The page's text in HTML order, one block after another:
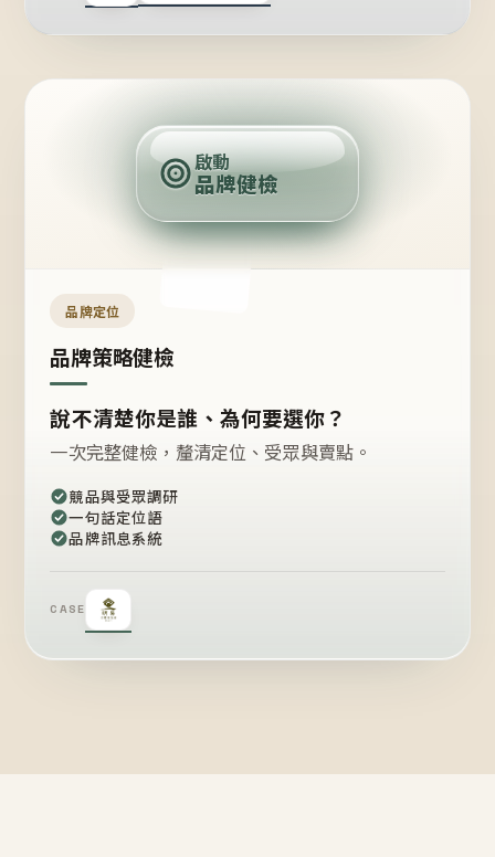
定
位
點
啟動
品牌健檢
品牌定位
品牌策略健檢
說不清楚你是誰、為何要選你？
一次完整健檢，釐清定位、受眾與賣點。
競品與受眾調研
一句話定位語
品牌訊息系統
CASE